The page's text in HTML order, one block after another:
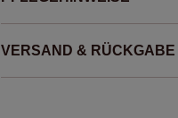
VERSAND & RÜCKGABE